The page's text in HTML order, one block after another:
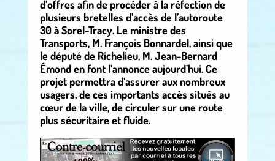
d’offres afin de procéder à la réfection de
plusieurs bretelles d’accès de l’autoroute
30 à Sorel-Tracy. Le ministre des
Transports, M. François Bonnardel, ainsi que
le député de Richelieu, M. Jean-Bernard
Émond en font l’annonce aujourd’hui. Ce
projet permettra d’assurer aux nombreux
usagers, de ces importants accès situés au
cœur de la ville, de circuler sur une route
plus sécuritaire et fluide.